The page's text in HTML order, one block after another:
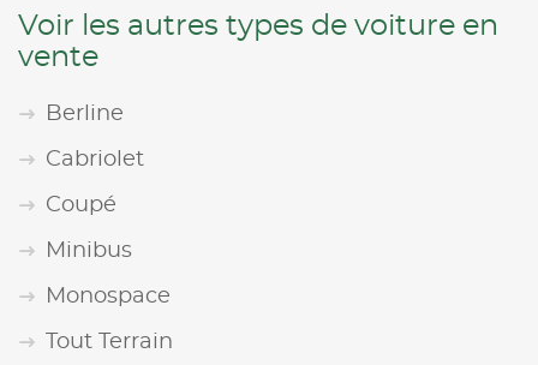
Voir les autres types de voiture en
vente
Berline
Cabriolet
Coupé
Minibus
Monospace
Tout Terrain